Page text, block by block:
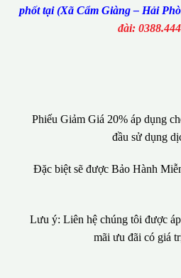
phốt tại (Xã Cẩm Giàng – Hải
đài: